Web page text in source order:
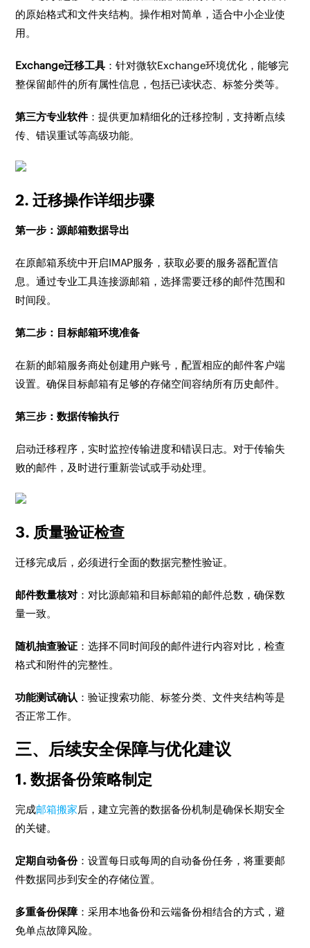
的原始格式和文件夹结构。操作相对简单，适合中小企业使
用。
Exchange迁移工具 ：针对微软Exchange环境优化，能够完
整保留邮件的所有属性信息，包括已读状态、标签分类等。
第三方专业软件：提供更加精细化的迁移控制，支持断点续
传、错误重试等高级功能。
2. 迁移操作详细步骤
第一步：源邮箱数据导出
在原邮箱系统中开启IMAP服务，获取必要的服务器配置信
息。通过专业工具连接源邮箱，选择需要迁移的邮件范围和
时间段。
第二步：目标邮箱环境准备
在新的邮箱服务商处创建用户账号，配置相应的邮件客户端
设置。确保目标邮箱有足够的存储空间容纳所有历史邮件。
第三步：数据传输执行
启动迁移程序，实时监控传输进度和错误日志。对于传输失
败的邮件，及时进行重新尝试或手动处理。
3. 质量验证检查
迁移完成后，必须进行全面的数据完整性验证。
邮件数量核对 ：对比源邮箱和目标邮箱的邮件总数，确保数
量一致。
随机抽查验证 ：选择不同时间段的邮件进行内容对比，检查
格式和附件的完整性。
功能测试确认 ：验证搜索功能、标签分类、文件夹结构等是
否正常工作。
三、后续安全保障与优化建议
1. 数据备份策略制定
完成邮箱搬家后，建立完善的数据备份机制是确保长期安全
的关键。
定期自动备份：设置每日或每周的自动备份任务，将重要邮
件数据同步到安全的存储位置。
多重备份保障：采用本地备份和云端备份相结合的方式，避
免单点故障风险。